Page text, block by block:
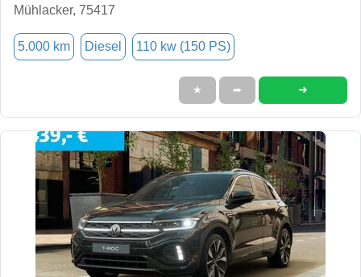
Mühlacker, 75417
5.000 km Diesel 110 kw (150 PS)
★ ➦ ➜